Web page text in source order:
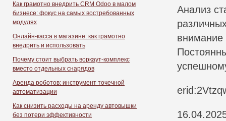
Как грамотно внедрить CRM Odoo в малом
бизнесе: фокус на самых востребованных
модулях
Онлайн-касса в магазине: как грамотно
внедрить и использовать
Почему стоит выбрать воркаут-комплекс
вместо отдельных снарядов
Аренда роботов: инструмент точечной
автоматизации
Как снизить расходы на аренду автовышки
без потери эффективности
Анализ
внимание